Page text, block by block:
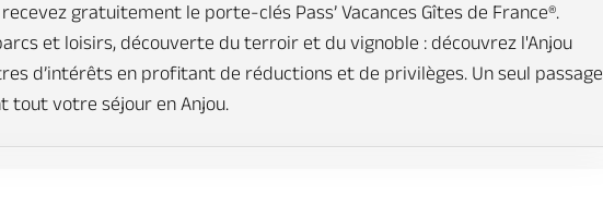
gratuitement le porte-clés Pass’ Vacances Gîtes de France®.
et loisirs, découverte du terroir et du vignoble : découvrez l'Anjou
d’intérêts en profitant de réductions et de privilèges. Un seul passage
tout votre séjour en Anjou.